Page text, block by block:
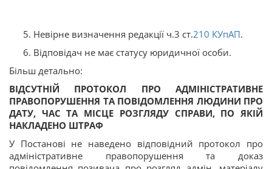
Невірне визначення редакції ч.3 ст.210 КУпАП.
Відповідач не має статусу юридичної особи.
Більш детально:
ВІДСУТНІЙ ПРОТОКОЛ ПРО АДМІНІСТРАТИВНЕ
ПРАВОПОРУШЕННЯ ТА ПОВІДОМЛЕННЯ ЛЮДИНИ ПРО
ДАТУ, ЧАС ТА МІСЦЕ РОЗГЛЯДУ СПРАВИ, ПО ЯКІЙ
НАКЛАДЕНО ШТРАФ
У Постанові не наведено відповідний протокол про
адміністративне правопорушення та доказ